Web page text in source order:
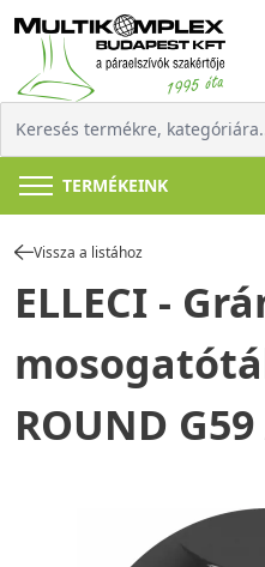
TERMÉKEINK
Vissza a listához
ELLECI -
ROUND